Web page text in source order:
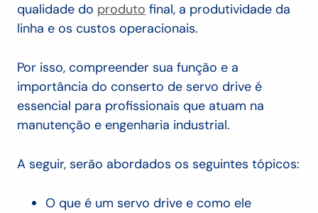
qualidade do produto final, a produtividade da
linha e os custos operacionais.
Por isso, compreender sua função e a
importância do conserto de servo drive é
essencial para profissionais que atuam na
manutenção e engenharia industrial.
A seguir, serão abordados os seguintes tópicos:
O que é um servo drive e como ele